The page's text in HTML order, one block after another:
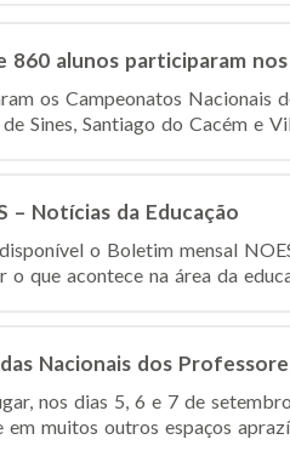
860 alunos participaram
os Campeonatos Nacionais
Sines, Santiago do Cacém e
– Notícias da Educação
o Boletim mensal
o que acontece na área da
Nacionais dos
nos dias 5, 6 e 7 de
em muitos outros espaços